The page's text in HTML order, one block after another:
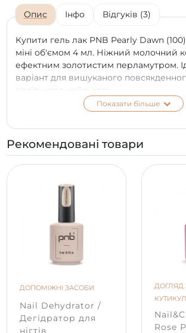
Опис Інфо Відгуків (3)
Купити гель лак PNB Pearly Dawn
міні об'ємом 4 мл. Ніжний молочний
ефектним золотистим перламутром.
варіант для вишуканого
весільного нейл-арту.
Найдрібніший золотистий шиммер
консистенція. Працювати із таким
До плюсів покриття можна віднести
витрати, навіть такого невеликого
цілком вистачить на 10-15 покриттів.
вишуканого манікюру вас
Колір на екрані телефону чи
відрізнятися від справжнього відтінку
пристрої.
Показати більше
Рекомендовані товари
ДОПОМІЖНІ ЗАСОБИ
Nail Dehydrator /
Дегідратор для
нігтів
ДОГЛЯД
Rose